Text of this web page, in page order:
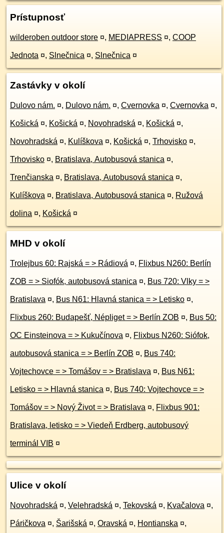
Prístupnosť
wilderoben outdoor store ¤, MEDIAPRESS ¤, COOP
Jednota ¤, Slnečnica ¤, Slnečnica ¤
Zastávky v okolí
Dulovo nám. ¤, Dulovo nám. ¤, Cvernovka ¤, Cvernovka ¤,
Košická ¤, Košická ¤, Novohradská ¤, Košická ¤,
Novohradská ¤, Kulíškova ¤, Košická ¤, Trhovisko ¤,
Trhovisko ¤, Bratislava, Autobusová stanica ¤,
Trenčianska ¤, Bratislava, Autobusová stanica ¤,
Kulíškova ¤, Bratislava, Autobusová stanica ¤, Ružová
dolina ¤, Košická ¤
MHD v okolí
Trolejbus 60: Rajská = > Rádiová ¤, Flixbus N260: Berlín
ZOB = > Siofók, autobusová stanica ¤, Bus 720: Vlky = >
Bratislava ¤, Bus N61: Hlavná stanica = > Letisko ¤,
Flixbus 260: Budapešť, Népliget = > Berlín ZOB ¤, Bus 50:
OC Einsteinova = > Kukučínova ¤, Flixbus N260: Siófok,
autobusová stanica = > Berlín ZOB ¤, Bus 740:
Vojtechovce = > Tomášov = > Bratislava ¤, Bus N61:
Letisko = > Hlavná stanica ¤, Bus 740: Vojtechovce = >
Tomášov = > Nový Život = > Bratislava ¤, Flixbus 901:
Bratislava, letisko = > Viedeň Erdberg, autobusový
terminál VIB ¤
Ulice v okolí
Novohradská ¤, Velehradská ¤, Tekovská ¤, Kvačalova ¤,
Páričkova ¤, Šarišská ¤, Oravská ¤, Hontianska ¤,